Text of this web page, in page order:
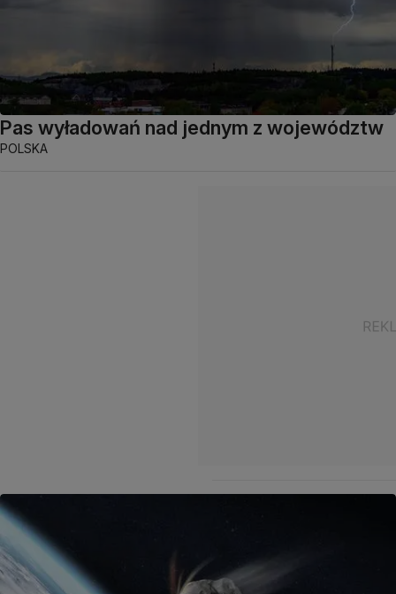
Pas wyładowań nad jednym z województw
POLSKA